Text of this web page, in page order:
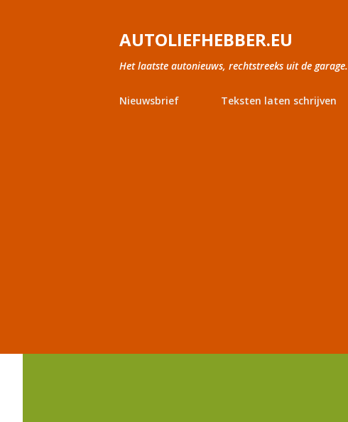
AUTOLIEFHEBBER.EU
Het laatste autonieuws, rechtstreeks uit de garage.
Nieuwsbrief Teksten laten schrijven